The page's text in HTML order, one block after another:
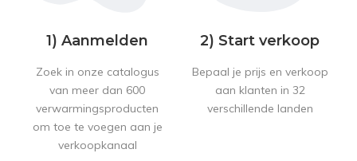
1) Aanmelden
Zoek in onze catalogus
van meer dan 600
verwarmingsproducten
om toe te voegen aan je
verkoopkanaal
2) Start verkoop
Bepaal je prijs en verkoop
aan klanten in 32
verschillende landen